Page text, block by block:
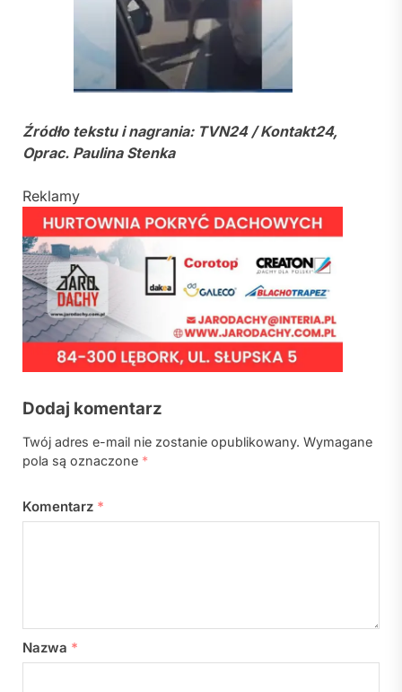
Źródło tekstu i nagrania: TVN24 / Kontakt24,
Oprac. Paulina Stenka
Reklamy
Dodaj komentarz
Twój adres e-mail nie zostanie opublikowany. Wymagane
pola są oznaczone *
Komentarz *
Nazwa *